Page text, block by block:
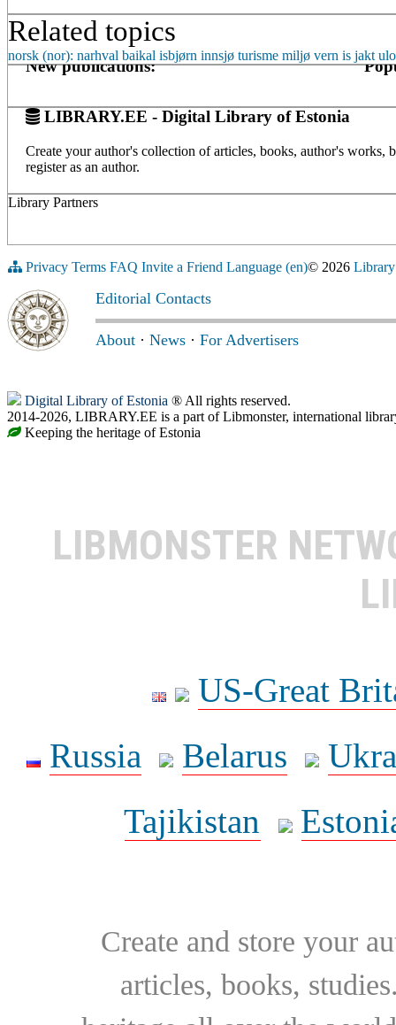
Related topics
norsk (nor): narhval baikal isbjørn innsjø turisme miljø vern is jakt
New publications:
LIBRARY.EE - Digital Library of Estonia
Create your author's collection of articles, books, author's
register as an author.
Library Partners
Privacy Terms FAQ Invite a Friend Language (en)© 2026
Editorial Contacts
About · News · For Advertisers
Digital Library of Estonia ® All rights reserved.
2014-2026, LIBRARY.EE is a part of Libmonster, international
Keeping the heritage of Estonia
LIBMONSTER
US-Great
Russia
Belarus
Tajikistan
Create and store your
articles, books,